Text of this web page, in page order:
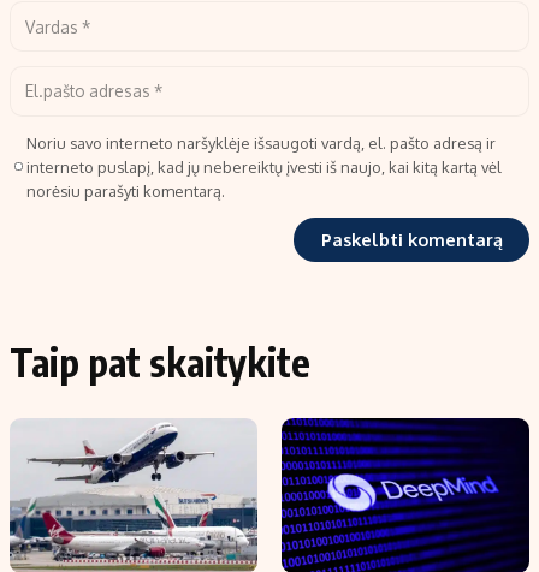
Noriu savo interneto naršyklėje išsaugoti vardą, el. pašto adresą ir
interneto puslapį, kad jų nebereiktų įvesti iš naujo, kai kitą kartą vėl
norėsiu parašyti komentarą.
Taip pat skaitykite